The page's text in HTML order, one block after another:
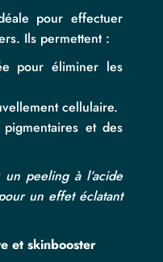
pour effectuer
Ils permettent :
pour éliminer les
cellulaire.
pigmentaires et des
un peeling à l’acide
un effet éclatant
et skinbooster